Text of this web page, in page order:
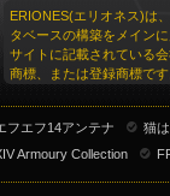
ERIONES(エリオネス)は
タベースの構築をメイン
サイトに記載されている
商標、または登録商標です
フエフ14アンテナ 猫
Armoury Collection